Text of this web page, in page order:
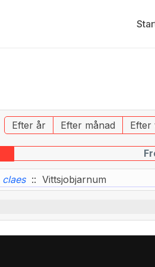
Efter år Efter månad Efter
claes:: Vittsjobjarnum